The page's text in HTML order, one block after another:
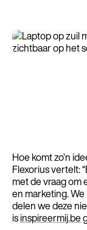
Hoe komt zo’n
Flexorius vertelt:
met de vraag om
en marketing.
delen we deze
isinspireermij.be